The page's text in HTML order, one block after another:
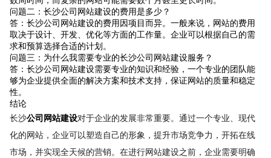
问题二：长沙公司网站建设的费用是多少？
答：长沙公司网站建设的费用因项目而异。一般来说，网站的费用
取决于设计、开发、优化等方面的工作量。企业可以根据自己的需
求和预算选择合适的计划。
问题三：为什么我需要专业的长沙公司网站建设服务？
答：长沙公司网站建设需要专业的知识和经验，一个专业的团队能
够为企业提供全面的解决方案和技术支持，保证网站的质量和稳定
性。
结论
长沙公司网站建设对于企业的发展非常重要。通过一个专业、现代
化的网站，企业可以塑造自己的形象，提升市场竞争力，开拓在线
市场，并实现全天候的营销。在进行网站建设之前，企业需要明确